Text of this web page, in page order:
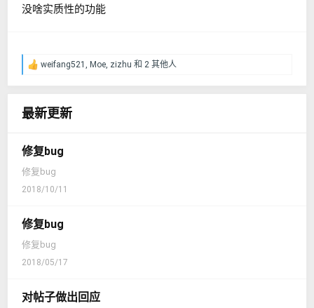
没啥实质性的功能
反 weifang521 Moe zizhu 和 2 其他人
最新更新
修复bug
修复bug
2018/10/11
修复bug
修复bug
2018/05/17
对帖子做出回应